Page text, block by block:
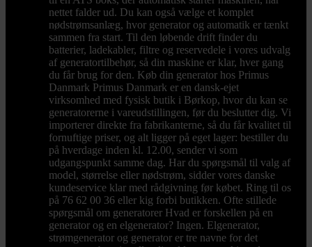
nettet falder ud. Du kan også vælge et komplet
nødstrømsanlæg, hvor generator og automatik er tænkt
sammen fra start. Til den løbende drift finder du
batterier, ladekabler, filtre og reservedele i vores udvalg
af generatortilbehør, så din maskine er klar, hver gang
du får brug for den. Køb din generator hos Primus
Danmark Primus Danmark er en dansk-ejet
virksomhed med fysisk butik i Børkop, hvor du kan se
generatorerne i vareudstillingen, før du beslutter dig. Vi
importerer direkte fra fabrikanterne, så du får kvalitet til
fornuftige priser, og alt ligger på eget lager: bestiller du
på hverdage inden kl. 12.00, sender vi som
udgangspunkt samme dag. Har du spørgsmål til valg af
model, størrelse eller nødstrøm, sidder vores danske
kundeservice klar med rådgivning før købet. Ring til os
på 76 62 00 36 eller kig forbi butikken. Ofte stillede
spørgsmål om generatorer Hvad er forskellen på en
generator og en elgenerator? Ingen. Elgenerator,
strømgenerator og generator er tre navne for det